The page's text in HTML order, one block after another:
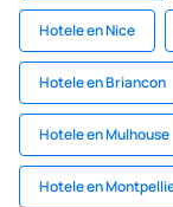
Hotele en Nice
Hotele en Briancon
Hotele en Mulhouse
Hotele en